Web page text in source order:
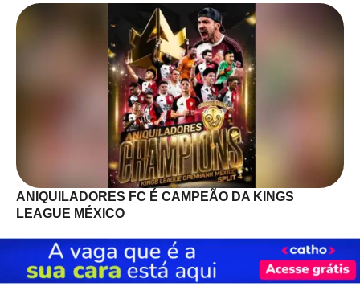
ANIQUILADORES FC É CAMPEÃO DA KINGS
LEAGUE MÉXICO